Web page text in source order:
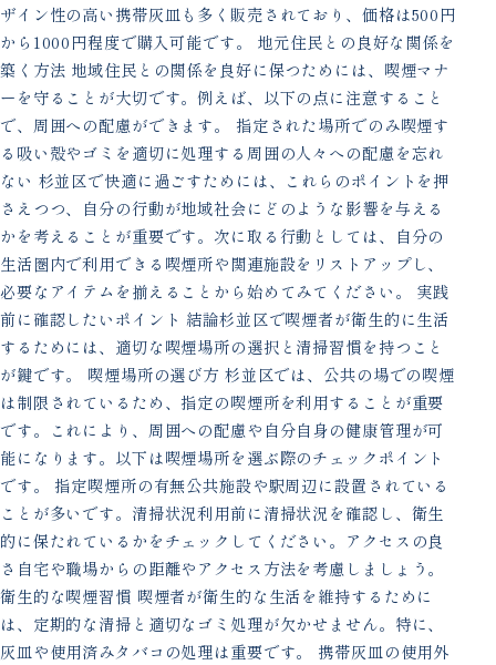
ザイン性の高い携帯灰皿も多く販売されており、価格は500円
から1000円程度で購入可能です。 地元住民との良好な関係を
築く方法 地域住民との関係を良好に保つためには、喫煙マナ
ーを守ることが大切です。例えば、以下の点に注意すること
で、周囲への配慮ができます。 指定された場所でのみ喫煙す
る吸い殻やゴミを適切に処理する周囲の人々への配慮を忘れ
ない 杉並区で快適に過ごすためには、これらのポイントを押
さえつつ、自分の行動が地域社会にどのような影響を与える
かを考えることが重要です。次に取る行動としては、自分の
生活圏内で利用できる喫煙所や関連施設をリストアップし、
必要なアイテムを揃えることから始めてみてください。 実践
前に確認したいポイント 結論杉並区で喫煙者が衛生的に生活
するためには、適切な喫煙場所の選択と清掃習慣を持つこと
が鍵です。 喫煙場所の選び方 杉並区では、公共の場での喫煙
は制限されているため、指定の喫煙所を利用することが重要
です。これにより、周囲への配慮や自分自身の健康管理が可
能になります。以下は喫煙場所を選ぶ際のチェックポイント
です。 指定喫煙所の有無公共施設や駅周辺に設置されている
ことが多いです。清掃状況利用前に清掃状況を確認し、衛生
的に保たれているかをチェックしてください。アクセスの良
さ自宅や職場からの距離やアクセス方法を考慮しましょう。
衛生的な喫煙習慣 喫煙者が衛生的な生活を維持するために
は、定期的な清掃と適切なゴミ処理が欠かせません。特に、
灰皿や使用済みタバコの処理は重要です。 携帯灰皿の使用外